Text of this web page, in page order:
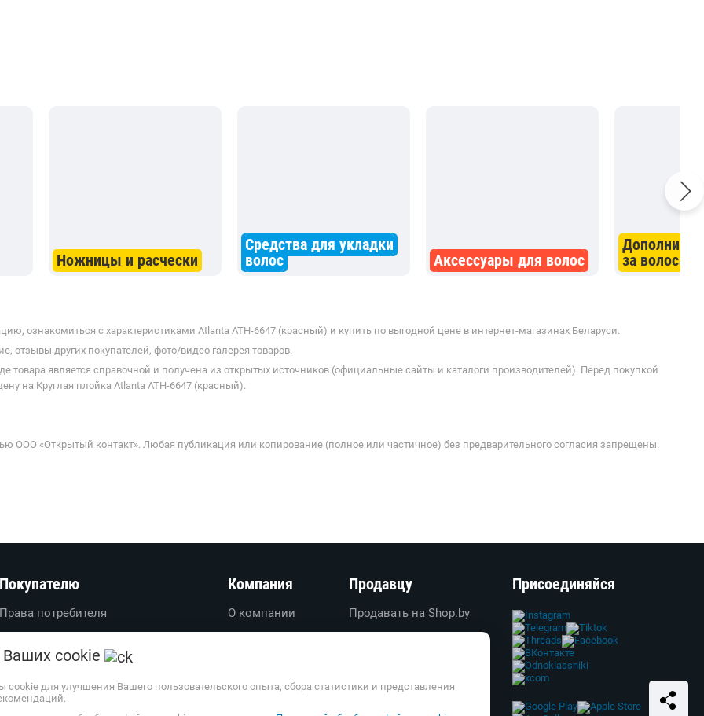
Ножницы и расчески
Средства для укладки
волос
Аксессуары для волос
за волосами
ознакомиться с характеристиками Atlanta ATH-6647 (красный) и купить по выгодной цене в интернет-магазинах Беларуси.
отзывы других покупателей, фото/видео галерея товаров.
товара является справочной и получена из открытых источников (официальные сайты и каталоги производителей). Перед покупкой
на Круглая плойка Atlanta ATH-6647 (красный).
ООО «Открытый контакт». Любая публикация или копирование (полное или частичное) без предварительного согласия запрещены.
Покупателю
Права потребителя
ответы
соглашение
Политика обработки
данных
Компания
О компании
О проекте
Обратная связь
Продавцу
Продавать на Shop.by
Создать свой магазин
Реклама
Присоединяйся
cookie
cookie для улучшения Вашего пользовательского опыта, сбора статистики и представления